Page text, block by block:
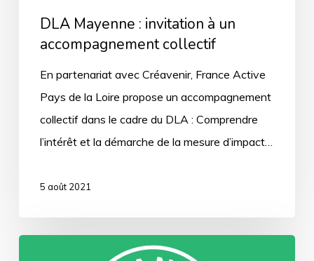
DLA Mayenne : invitation à un
accompagnement collectif
En partenariat avec Créavenir, France Active
Pays de la Loire propose un accompagnement
collectif dans le cadre du DLA : Comprendre
l’intérêt et la démarche de la mesure d’impact…
5 août 2021